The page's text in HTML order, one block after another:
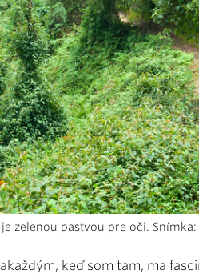
zelenou pastvou pre oči.
keď som tam, ma